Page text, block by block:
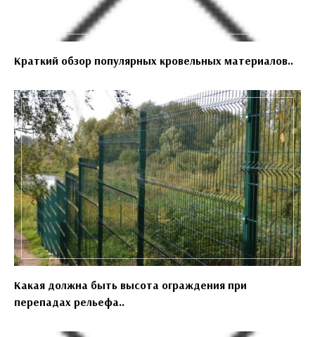
Краткий обзор популярных кровельных материалов..
Какая должна быть высота ограждения при
перепадах рельефа..